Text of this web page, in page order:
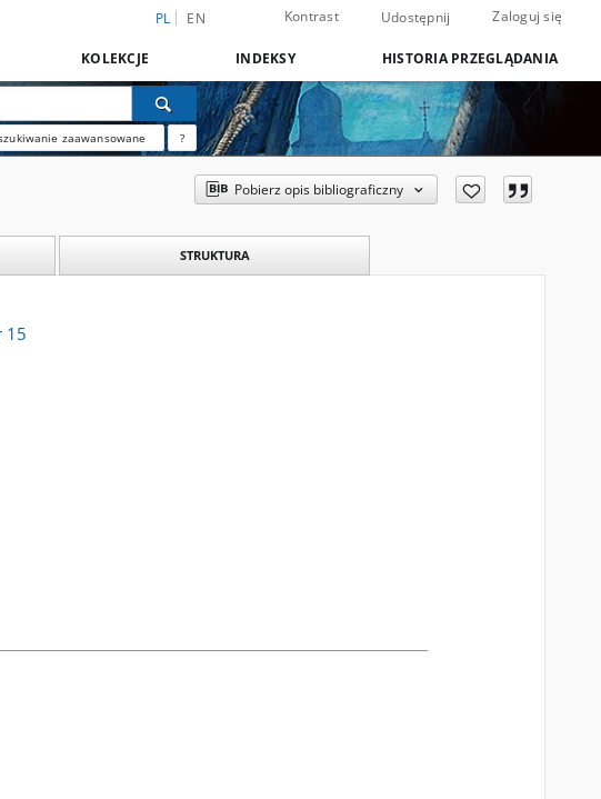
PL EN Kontrast Udostępnij Zaloguj się
KOLEKCJE INDEKSY HISTORIA PRZEGLĄDANIA
zaawansowane ?
Pobierz opis bibliograficzny
STRUKTURA
15